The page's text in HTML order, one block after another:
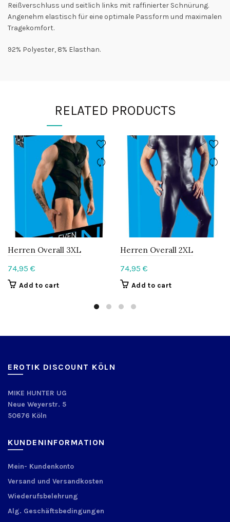
Reißverschluss und seitlich links mit raffinierter Schnürung.
Angenehm elastisch für eine optimale Passform und maximalen
Tragekomfort.
92% Polyester, 8% Elasthan.
RELATED PRODUCTS
Herren Overall 3XL
74,95 €
Add to cart
Herren Overall 2XL
74,95 €
Add to cart
EROTIK DISCOUNT KÖLN
MIKE HUNTER UG
Neue Weyerstr. 5
50676 Köln
KUNDENINFORMATION
Mein- Kundenkonto
Versand und Versandkosten
Wiederufsbelehrung
Alg. Geschäftsbedingungen